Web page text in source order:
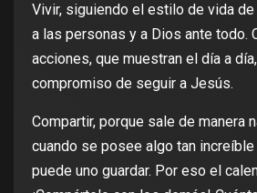
Vivir, siguiendo el estilo de vida
a las personas y a Dios ante todo.
acciones, que muestran el día a
compromiso de seguir a Jesús.
Compartir, porque sale de manera
cuando se posee algo tan
puede uno guardar. Por eso el